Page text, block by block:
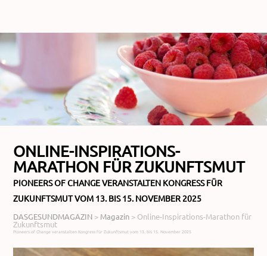
ONLINE-INSPIRATIONS-
MARATHON FÜR ZUKUNFTSMUT
PIONEERS OF CHANGE VERANSTALTEN KONGRESS FÜR
ZUKUNFTSMUT VOM 13. BIS 15. NOVEMBER 2025
DASGESUNDMAGAZIN > Magazin > Online-Inspirations-Marathon für
Zukunftsmut
Pioneers of Change veranstalten Kongress für Zukunftsmut vom 13. bis 15. November 2025